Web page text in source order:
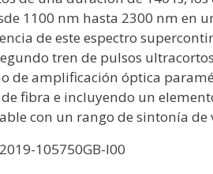
1100 nm hasta 2300 nm en
de este espectro
tren de pulsos
de amplificación óptica
fibra e incluyendo un
con un rango de sintonía de
105750GB-I00